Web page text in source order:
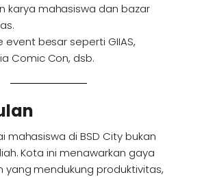
karya mahasiswa dan bazar
event besar seperti GIIAS,
Comic Con, dsb.
mahasiswa di BSD City bukan
Kota ini menawarkan gaya
yang mendukung produktivitas,